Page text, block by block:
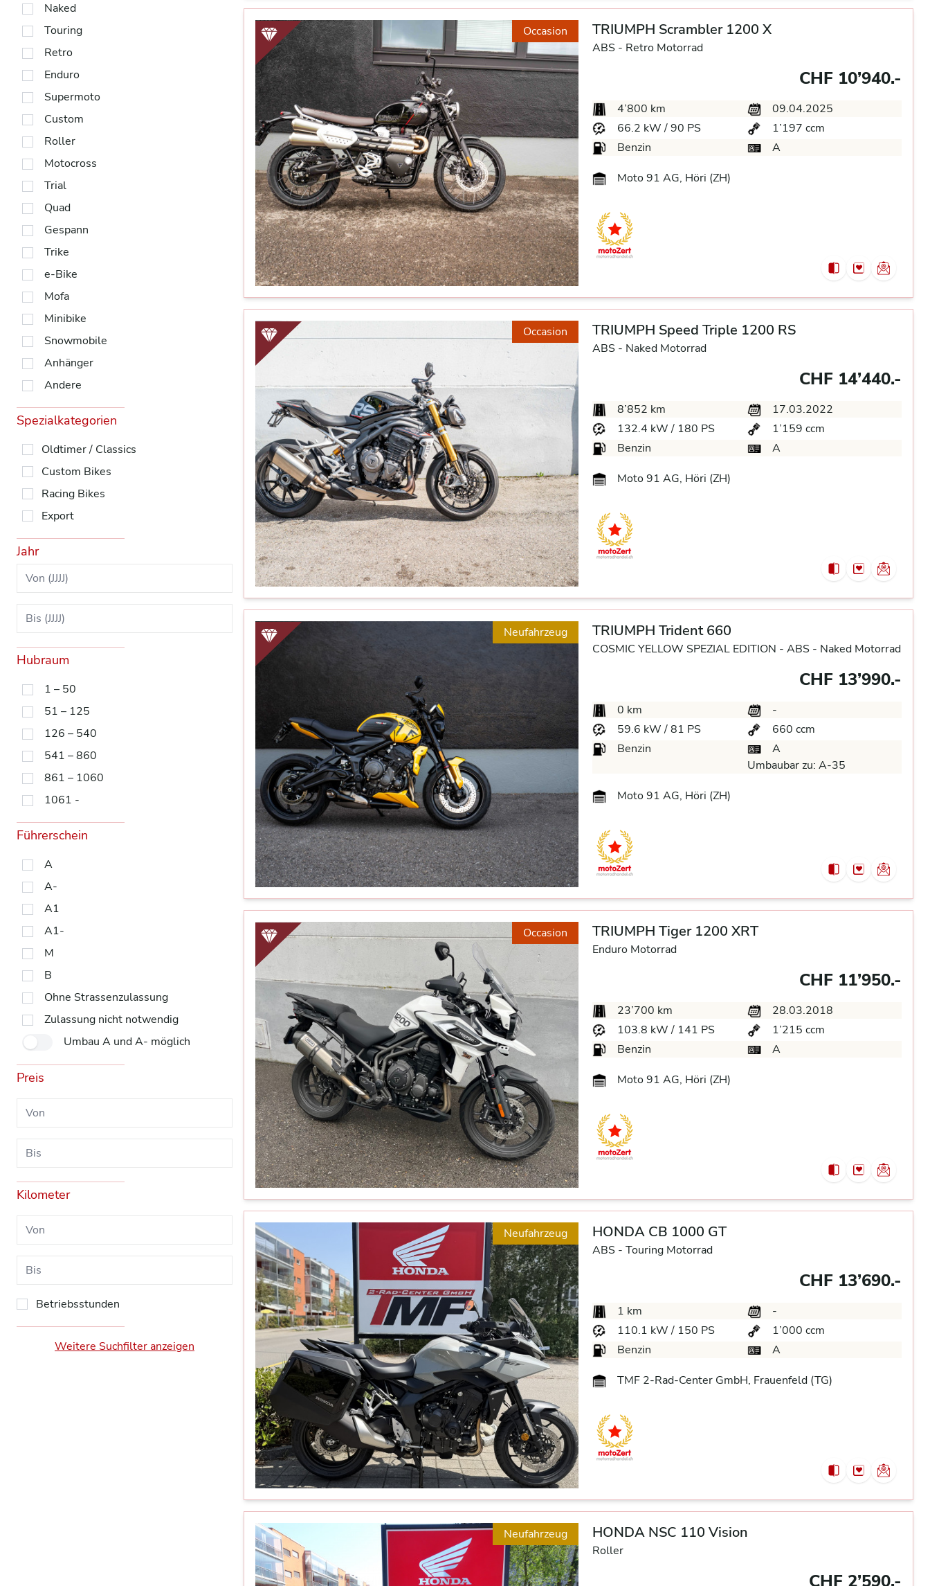
Naked
Touring
Retro
Enduro
Supermoto
Custom
Roller
Motocross
Trial
Quad
Gespann
Trike
e-Bike
Mofa
Minibike
Snowmobile
Anhänger
Andere
Spezialkategorien
Oldtimer / Classics
Custom Bikes
Racing Bikes
Export
Jahr
Hubraum
1 – 50
51 – 125
126 – 540
541 – 860
861 – 1060
1061 -
Führerschein
A
A-
A1
A1-
M
B
Ohne Strassenzulassung
Zulassung nicht notwendig
Umbau A und A- möglich
Preis
Kilometer
Betriebsstunden
Weitere Suchfilter anzeigen
Occasion TRIUMPH Scrambler 1200 X
ABS - Retro Motorrad
CHF 10’940.-
4’800 km
09.04.2025
66.2 kW / 90 PS
1’197 ccm
Benzin
A
Moto 91 AG, Höri (ZH)
Occasion TRIUMPH Speed Triple 1200 RS
ABS - Naked Motorrad
CHF 14’440.-
8’852 km
17.03.2022
132.4 kW / 180 PS
1’159 ccm
Benzin
A
Moto 91 AG, Höri (ZH)
Neufahrzeug TRIUMPH Trident 660
COSMIC YELLOW SPEZIAL EDITION - ABS - Naked Motorrad
CHF 13’990.-
0 km
-
59.6 kW / 81 PS
660 ccm
Benzin
A
Umbaubar zu: A-35
Moto 91 AG, Höri (ZH)
Occasion TRIUMPH Tiger 1200 XRT
Enduro Motorrad
CHF 11’950.-
23’700 km
28.03.2018
103.8 kW / 141 PS
1’215 ccm
Benzin
A
Moto 91 AG, Höri (ZH)
Neufahrzeug HONDA CB 1000 GT
ABS - Touring Motorrad
CHF 13’690.-
1 km
-
110.1 kW / 150 PS
1’000 ccm
Benzin
A
TMF 2-Rad-Center GmbH, Frauenfeld (TG)
Neufahrzeug HONDA NSC 110 Vision
Roller
CHF 2’590.-